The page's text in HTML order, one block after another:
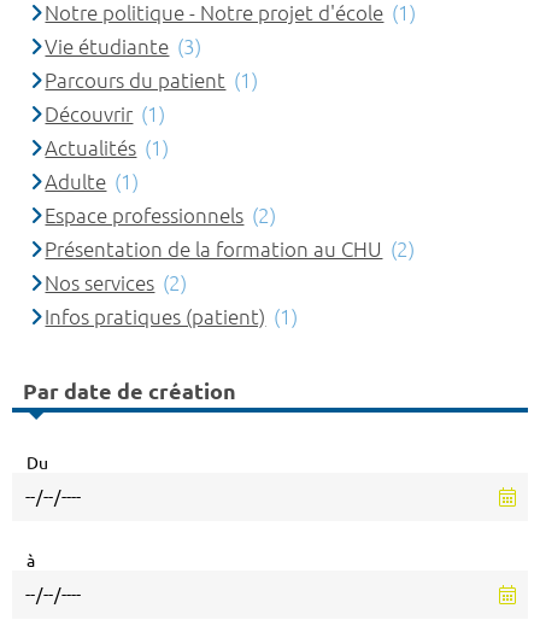
Notre politique - Notre projet d'école (1)
Vie étudiante (3)
Parcours du patient (1)
Découvrir (1)
Actualités (1)
Adulte (1)
Espace professionnels (2)
Présentation de la formation au CHU (2)
Nos services (2)
Infos pratiques (patient) (1)
Par date de création
Du
à